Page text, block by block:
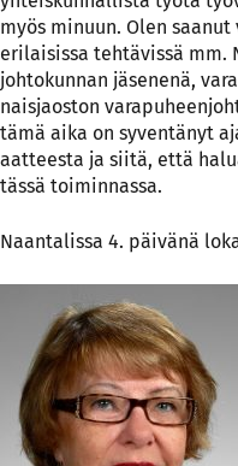
myös minuun. Olen
erilaisissa tehtävissä mm.
johtokunnan jäsenenä,
naisjaoston
tämä aika on syventänyt
aatteesta ja siitä, että
tässä toiminnassa.
Naantalissa 4. päivänä